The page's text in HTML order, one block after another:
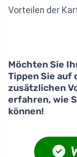
Vorteilen der
Möchten Sie
Tippen Sie auf
zusätzlichen
erfahren, wie
können!